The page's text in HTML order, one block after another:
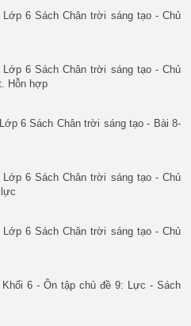
6 Sách Chân trời sáng tạo - Chủ
6 Sách Chân trời sáng tạo - Chủ
Hỗn hợp
6 Sách Chân trời sáng tạo - Bài 8-
6 Sách Chân trời sáng tạo - Chủ
6 Sách Chân trời sáng tạo - Chủ
6 - Ôn tập chủ đề 9: Lực - Sách